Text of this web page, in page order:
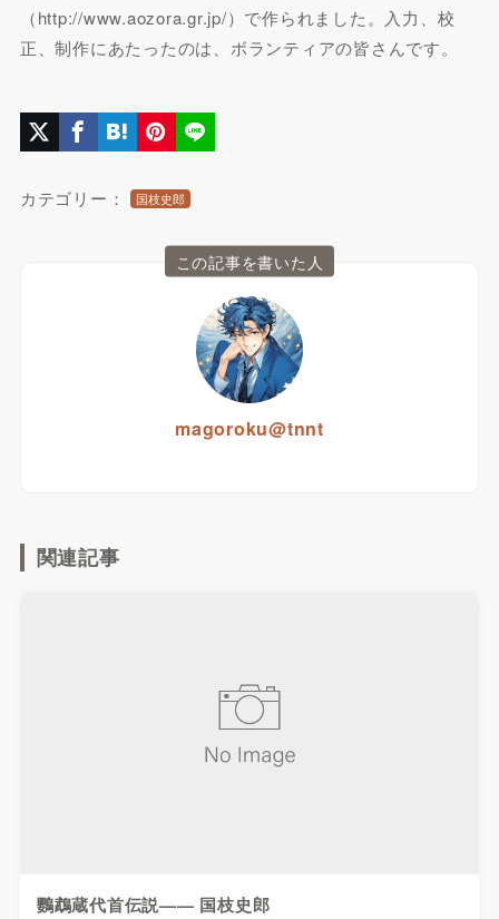
（http://www.aozora.gr.jp/）で作られました。入力、校
正、制作にあたったのは、ボランティアの皆さんです。
カテゴリー： 国枝史郎
この記事を書いた人
magoroku@tnnt
関連記事
鸚鵡蔵代首伝説—— 国枝史郎